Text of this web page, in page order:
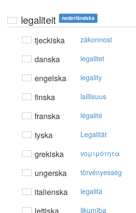
legaliteit nederländska
tjeckiska zákonnost
danska legalitet
engelska legality
finska laillisuus
franska légalité
tyska Legalität
grekiska voμιμότητα
ungerska törvényesség
italienska legalità
likumība